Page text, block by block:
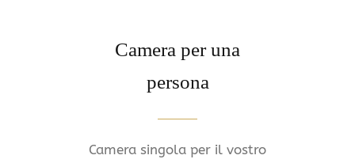
Camera per una
persona
Camera singola per il vostro